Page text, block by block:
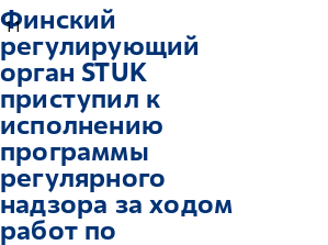
11
Финский
регулирующий
орган STUK
приступил к
исполнению
программы
регулярного
надзора за ходом
работ по